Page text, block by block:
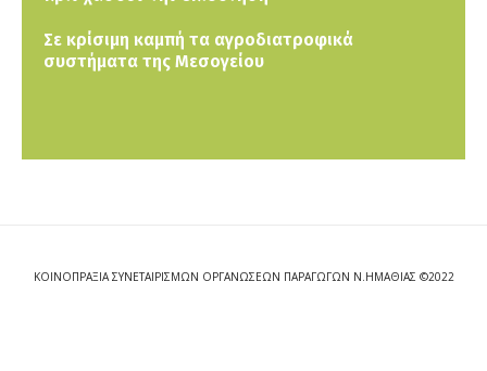
Σε κρίσιμη καμπή τα αγροδιατροφικά
συστήματα της Μεσογείου
ΚΟΙΝΟΠΡΑΞΙΑ ΣΥΝΕΤΑΙΡΙΣΜΩΝ ΟΡΓΑΝΩΣΕΩΝ ΠΑΡΑΓΩΓΩΝ Ν.ΗΜΑΘΙΑΣ ©2022